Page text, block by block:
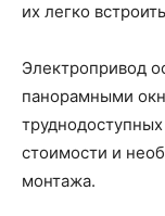
их легко
Электропривод
панорамными
стоимости и
монтажа.